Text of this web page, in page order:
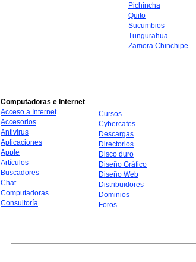
Pichincha
Quito
Sucumbios
Tungurahua
Zamora Chinchipe
Computadoras e Internet
Acceso a Internet
Accesorios
Antivirus
Aplicaciones
Apple
Artículos
Buscadores
Chat
Computadoras
Consultoría
Cursos
Cybercafes
Descargas
Directorios
Disco duro
Diseño Gráfico
Diseño Web
Distribuidores
Dominios
Foros